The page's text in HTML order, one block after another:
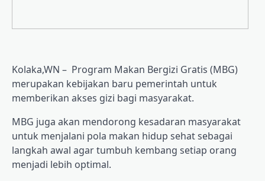
Kolaka,WN – Program Makan Bergizi Gratis (MBG)
merupakan kebijakan baru pemerintah untuk
memberikan akses gizi bagi masyarakat.
MBG juga akan mendorong kesadaran masyarakat
untuk menjalani pola makan hidup sehat sebagai
langkah awal agar tumbuh kembang setiap orang
menjadi lebih optimal.